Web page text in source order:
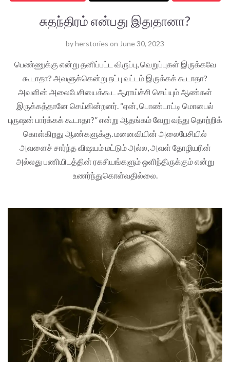
சுதந்திரம் என்பது இதுதானா?
byherstories on June 30, 2023
பெண்ணுக்கு என்று தனிப்பட்ட விருப்பு, வெறுப்புகள் இருக்கவே
கூடாதா? அவளுக்கென்று நட்பு வட்டம் இருக்கக் கூடாதா?
அவளின் அலைபேசியைக்கூட ஆராய்ச்சி செய்யும் ஆண்கள்
இருக்கத்தானே செய்கின்றனர். “ஏன், பொண்டாட்டி மொபைல்
புருஷன் பார்க்கக் கூடாதா?” என்று ஆதங்கம் வேறு வந்து தொற்றிக்
கொள்கிறது ஆண்களுக்கு. மனைவியின் அலைபேசியில்
அவளைச் சார்ந்த விஷயம் மட்டும் அல்ல, அவள் தோழியரின்
அல்லது பணியிடத்தின் ரகசியங்களும் ஒளிந்திருக்கும் என்று
உணர்ந்துகொள்வதில்லை.